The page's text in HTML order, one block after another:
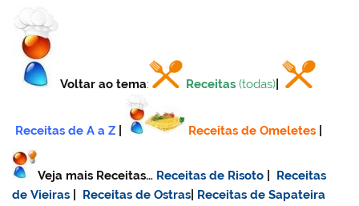
Voltar ao tema: Receitas (todas)
Receitas de A a Z Receitas de Omeletes
Veja mais Receitas… Receitas de Risoto
Receitas
de Vieiras
Receitas de Ostras Receitas de Sapateira